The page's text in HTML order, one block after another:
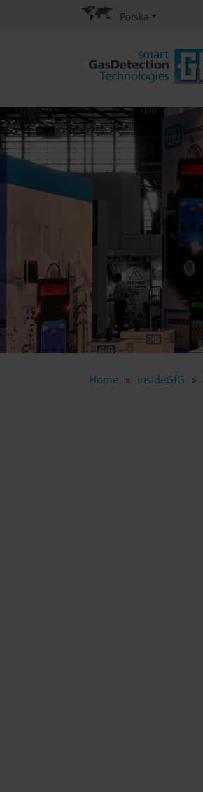
Polska
Home insideGfG